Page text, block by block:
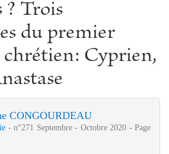
? Trois
du premier
Cyprien,
CONGOURDEAU
- n°271 Septembre - Octobre 2020 - Page